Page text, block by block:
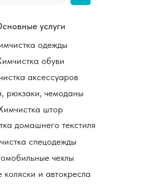
одежды
обуви
аксессуаров
рюкзаки, чемоданы
штор
домашнего текстиля
спецодежды
чехлы
коляски и автокресла
услуги